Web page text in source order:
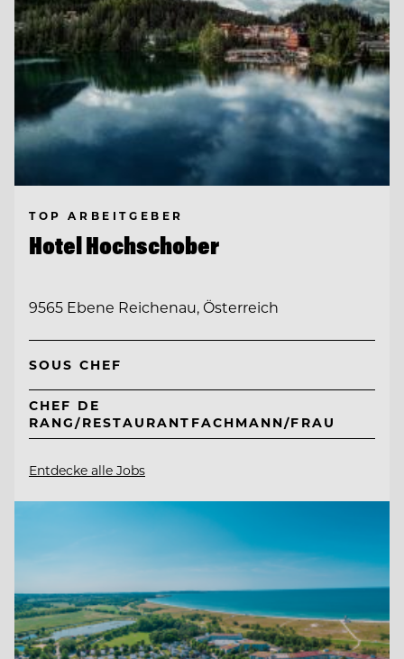
TOP ARBEITGEBER
Hotel Hochschober
9565 Ebene Reichenau, Österreich
SOUS CHEF
CHEF DE
RANG/RESTAURANTFACHMANN/FRAU
Entdecke alle Jobs